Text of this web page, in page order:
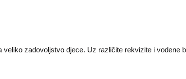
zadovoljstvo djece. Uz različite rekvizite i vodene